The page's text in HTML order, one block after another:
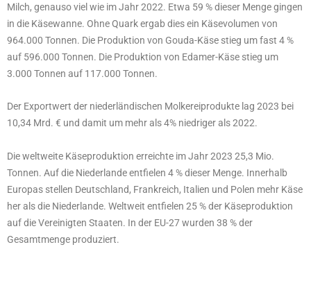
Milch, genauso viel wie im Jahr 2022. Etwa 59 % dieser Menge gingen
in die Käsewanne. Ohne Quark ergab dies ein Käsevolumen von
964.000 Tonnen. Die Produktion von Gouda-Käse stieg um fast 4 %
auf 596.000 Tonnen. Die Produktion von Edamer-Käse stieg um
3.000 Tonnen auf 117.000 Tonnen.
Der Exportwert der niederländischen Molkereiprodukte lag 2023 bei
10,34 Mrd. € und damit um mehr als 4% niedriger als 2022.
Die weltweite Käseproduktion erreichte im Jahr 2023 25,3 Mio.
Tonnen. Auf die Niederlande entfielen 4 % dieser Menge. Innerhalb
Europas stellen Deutschland, Frankreich, Italien und Polen mehr Käse
her als die Niederlande. Weltweit entfielen 25 % der Käseproduktion
auf die Vereinigten Staaten. In der EU-27 wurden 38 % der
Gesamtmenge produziert.